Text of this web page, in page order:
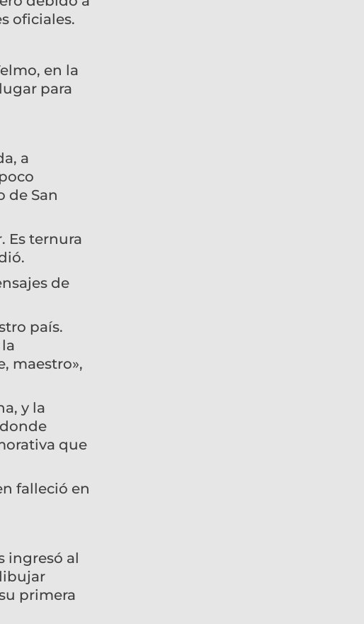
oficiales.
en la
para
a
de San
Es ternura
de
país.
maestro»,
y la
que
falleció en
ingresó al
primera